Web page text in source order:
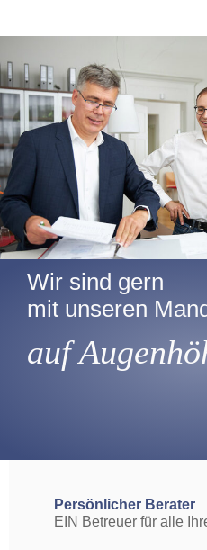
Wir sind gern
mit unseren
auf
Persönlicher Berater
EIN Betreuer für alle